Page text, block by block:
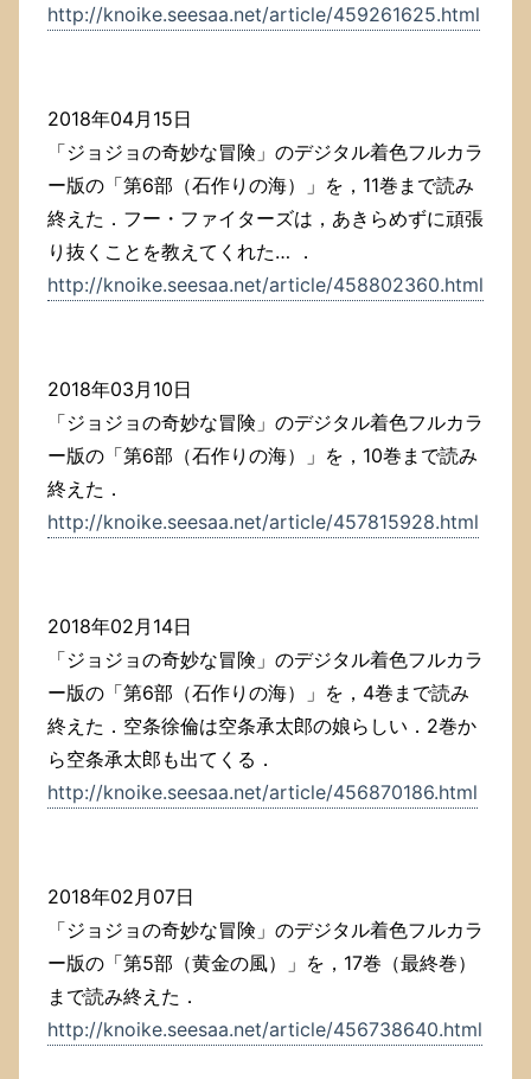
http://knoike.seesaa.net/article/459261625.html
2018年04月15日
「ジョジョの奇妙な冒険」のデジタル着色フルカラ
ー版の「第6部（石作りの海）」を，11巻まで読み
終えた．フー・ファイターズは，あきらめずに頑張
り抜くことを教えてくれた… ．
http://knoike.seesaa.net/article/458802360.html
2018年03月10日
「ジョジョの奇妙な冒険」のデジタル着色フルカラ
ー版の「第6部（石作りの海）」を，10巻まで読み
終えた．
http://knoike.seesaa.net/article/457815928.html
2018年02月14日
「ジョジョの奇妙な冒険」のデジタル着色フルカラ
ー版の「第6部（石作りの海）」を，4巻まで読み
終えた．空条徐倫は空条承太郎の娘らしい．2巻か
ら空条承太郎も出てくる．
http://knoike.seesaa.net/article/456870186.html
2018年02月07日
「ジョジョの奇妙な冒険」のデジタル着色フルカラ
ー版の「第5部（黄金の風）」を，17巻（最終巻）
まで読み終えた．
http://knoike.seesaa.net/article/456738640.html